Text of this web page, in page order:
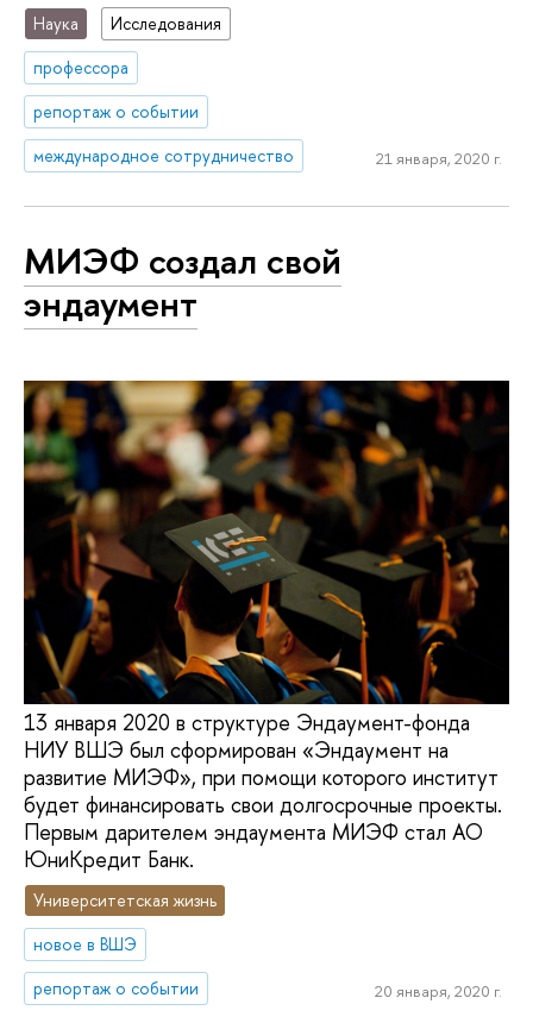
Наука
Исследования
профессора
репортаж о событии
международное сотрудничество
21 января, 2020 г.
МИЭФ создал свой
эндаумент
13 января 2020 в структуре Эндаумент-фонда
НИУ ВШЭ был сформирован «Эндаумент на
развитие МИЭФ», при помощи которого институт
будет финансировать свои долгосрочные проекты.
Первым дарителем эндаумента МИЭФ стал AO
ЮниКредит Банк.
Университетская жизнь
новое в ВШЭ
репортаж о событии
20 января, 2020 г.